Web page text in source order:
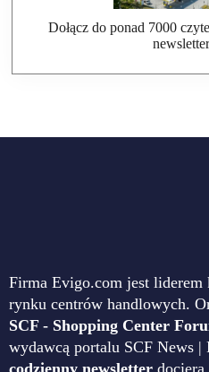
Dołącz do ponad 7000
Firma Evigo.com jest
rynku centrów handlowych.
SCF - Shopping Center
wydawcą portalu SCF News